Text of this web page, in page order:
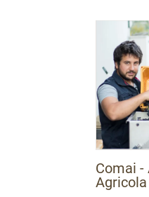
Comai -
Agricola